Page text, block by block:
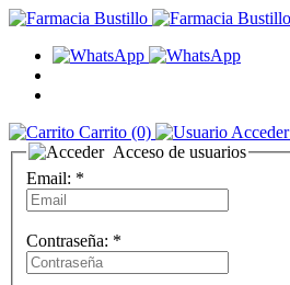
Carrito (0) Acceder
Acceso de usuarios
Email: *
Contraseña: *